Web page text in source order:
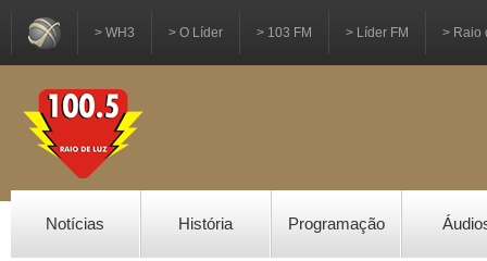
> WH3 > O Líder > 103 FM > Líder FM > Raio
Notícias História Programação